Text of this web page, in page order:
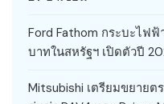
Ford Fathom กระบะไฟฟ้
บาทในสหรัฐฯ เปิดตัวปี
Mitsubishi เตรียมขยายต